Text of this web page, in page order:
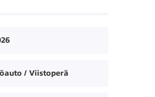
/ Viistoperä